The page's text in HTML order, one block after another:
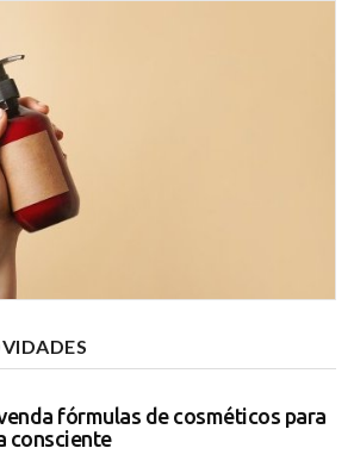
fórmulas de cosméticos para
consciente